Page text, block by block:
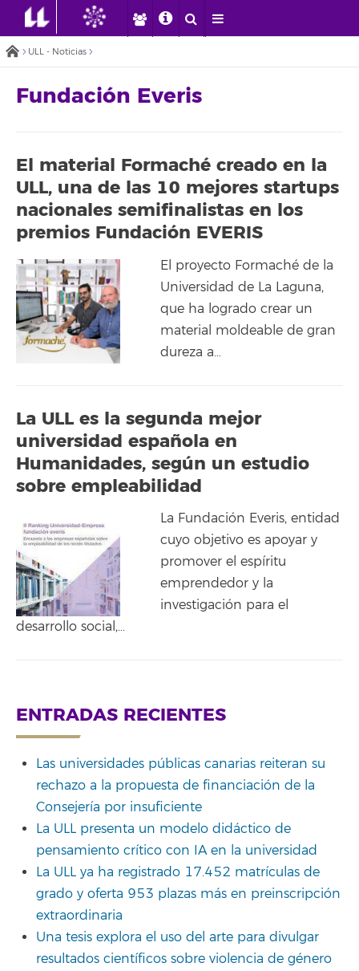
ULL - Noticias
Fundación Everis
El material Formaché creado en la
ULL, una de las 10 mejores startups
nacionales semifinalistas en los
premios Fundación EVERIS
El proyecto Formaché de la
Universidad de La Laguna,
que ha logrado crear un
material moldeable de gran
dureza a…
La ULL es la segunda mejor
universidad española en
Humanidades, según un estudio
sobre empleabilidad
La Fundación Everis, entidad
cuyo objetivo es apoyar y
promover el espíritu
emprendedor y la
investigación para el
desarrollo social,…
ENTRADAS RECIENTES
Las universidades públicas canarias reiteran su
rechazo a la propuesta de financiación de la
Consejería por insuficiente
La ULL presenta un modelo didáctico de
pensamiento crítico con IA en la universidad
La ULL ya ha registrado 17.452 matrículas de
grado y oferta 953 plazas más en preinscripción
extraordinaria
Una tesis explora el uso del arte para divulgar
resultados científicos sobre violencia de género